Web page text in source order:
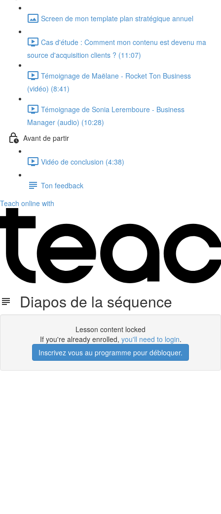
Screen de mon template plan stratégique annuel
Cas d'étude : Comment mon contenu est devenu ma
source d'acquisition clients ? (11:07)
Témoignage de Maëlane - Rocket Ton Business
(vidéo) (8:41)
Témoignage de Sonia Leremboure - Business
Manager (audio) (10:28)
Avant de partir
Vidéo de conclusion (4:38)
Ton feedback
Teach online with
Diapos de la séquence
Lesson content locked
If you're already enrolled, you'll need to login.
Inscrivez vous au programme pour débloquer.